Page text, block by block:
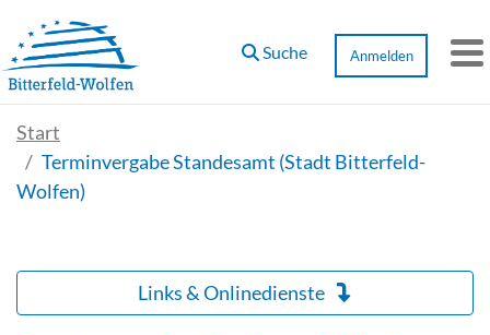
Zum Hauptinhalt springen
Suche
Anmelden
Start
Terminvergabe Standesamt (Stadt Bitterfeld-
Wolfen)
Links & Onlinedienste